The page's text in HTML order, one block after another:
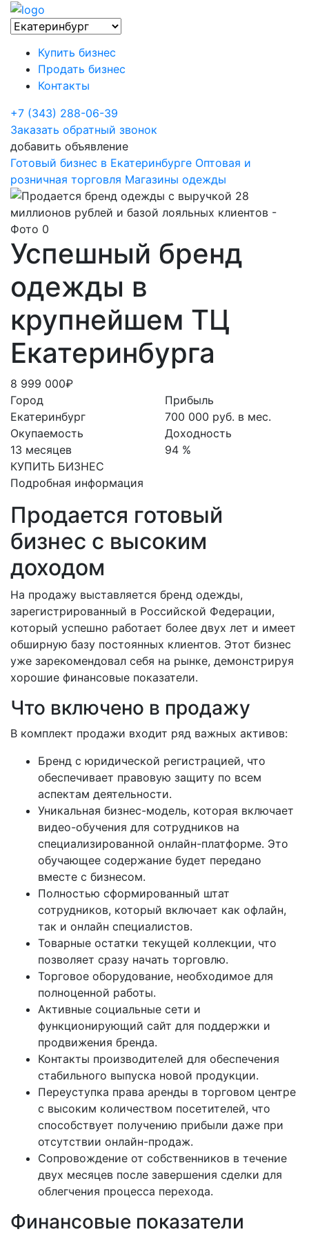
Купить бизнес
Продать бизнес
Контакты
+7 (343) 288-06-39
Заказать обратный звонок
добавить объявление
Готовый бизнес в Екатеринбурге Оптовая и
розничная торговля Магазины одежды
Успешный бренд
одежды в
крупнейшем ТЦ
Екатеринбурга
8 999 000₽
Город
Екатеринбург
Окупаемость
13 месяцев
КУПИТЬ БИЗНЕС
Прибыль
700 000 руб. в мес.
Доходность
94 %
Подробная информация
Продается готовый
бизнес с высоким
доходом
На продажу выставляется бренд одежды,
зарегистрированный в Российской Федерации,
который успешно работает более двух лет и имеет
обширную базу постоянных клиентов. Этот бизнес
уже зарекомендовал себя на рынке, демонстрируя
хорошие финансовые показатели.
Что включено в продажу
В комплект продажи входит ряд важных активов:
Бренд с юридической регистрацией, что
обеспечивает правовую защиту по всем
аспектам деятельности.
Уникальная бизнес-модель, которая включает
видео-обучения для сотрудников на
специализированной онлайн-платформе. Это
обучающее содержание будет передано
вместе с бизнесом.
Полностью сформированный штат
сотрудников, который включает как офлайн,
так и онлайн специалистов.
Товарные остатки текущей коллекции, что
позволяет сразу начать торговлю.
Торговое оборудование, необходимое для
полноценной работы.
Активные социальные сети и
функционирующий сайт для поддержки и
продвижения бренда.
Контакты производителей для обеспечения
стабильного выпуска новой продукции.
Переуступка права аренды в торговом центре
с высоким количеством посетителей, что
способствует получению прибыли даже при
отсутствии онлайн-продаж.
Сопровождение от собственников в течение
двух месяцев после завершения сделки для
облегчения процесса перехода.
Финансовые показатели